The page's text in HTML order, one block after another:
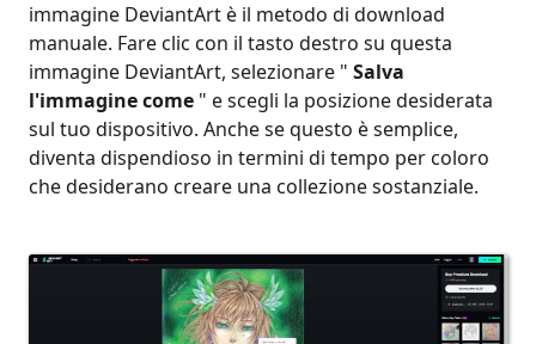
immagine DeviantArt è il metodo di download
manuale. Fare clic con il tasto destro su questa
immagine DeviantArt, selezionare " Salva
l'immagine come " e scegli la posizione desiderata
sul tuo dispositivo. Anche se questo è semplice,
diventa dispendioso in termini di tempo per coloro
che desiderano creare una collezione sostanziale.